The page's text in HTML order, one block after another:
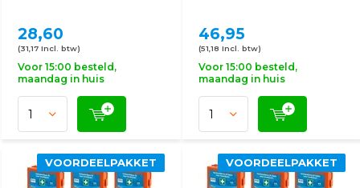
28,60
(31,17 Incl. btw)
Voor 15:00 besteld,
maandag in huis
46,95
(51,18 Incl. btw)
Voor 15:00 besteld,
maandag in huis
VOORDEELPAKKET VOORDEELPAKKET